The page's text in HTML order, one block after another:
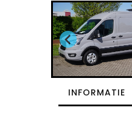
INFORMATIE